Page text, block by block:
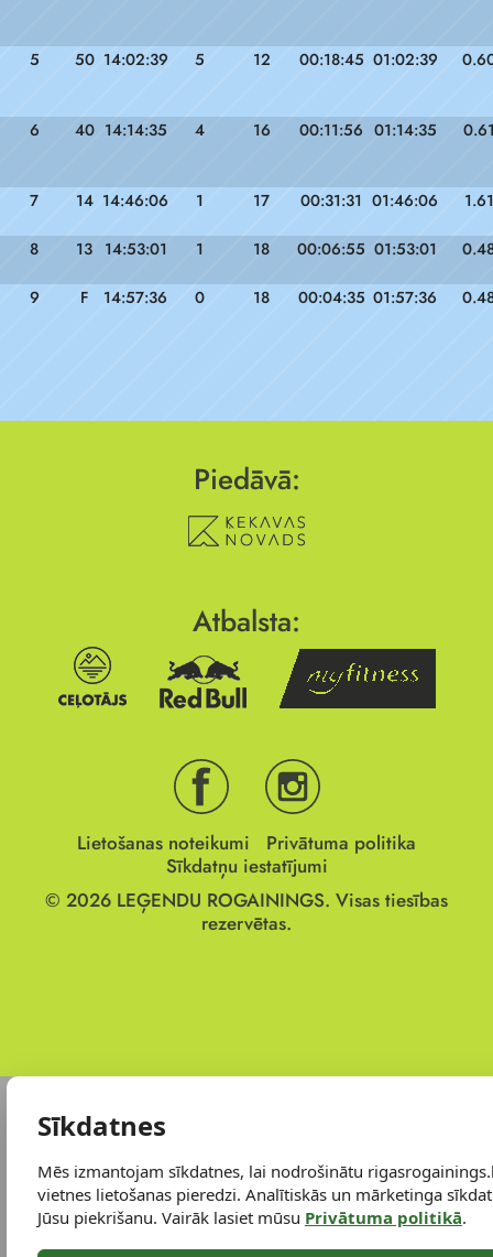
5 50 14:02:39 5 12 00:18:45 01:02:39
6 40 14:14:35 4 16 00:11:56 01:14:35
7 14 14:46:06 1 17 00:31:31 01:46:06 1.61
8 13 14:53:01 1 18 00:06:55 01:53:01
9 F 14:57:36 0 18 00:04:35 01:57:36
Piedāvā:
Atbalsta:
Lietošanas noteikumi
Privātuma politika
Sīkdatņu iestatījumi
© 2026 LEĢENDU ROGAININGS. Visas tiesības
rezervētas.
Sīkdatnes
Mēs izmantojam sīkdatnes, lai nodrošinātu
vietnes lietošanas pieredzi. Analītiskās un mārketinga
Jūsu piekrišanu. Vairāk lasiet mūsu Privātuma politikā.